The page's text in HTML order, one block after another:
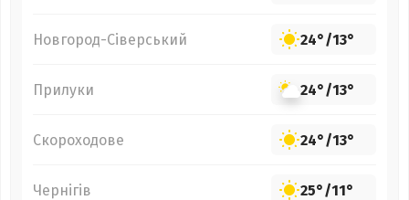
Новгород-Сіверський 24°/13°
Прилуки 24°/13°
Скороходове 24°/13°
Чернігів 25°/11°